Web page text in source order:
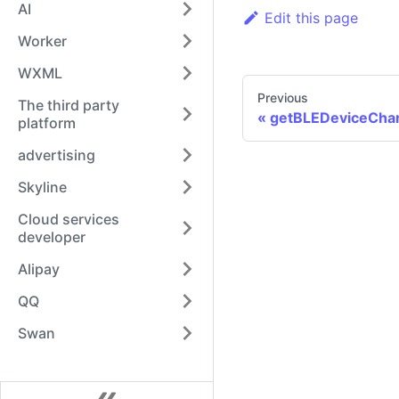
AI
Worker
WXML
The third party
platform
advertising
Skyline
Cloud services
developer
Alipay
QQ
Swan
Edit this page
Previous